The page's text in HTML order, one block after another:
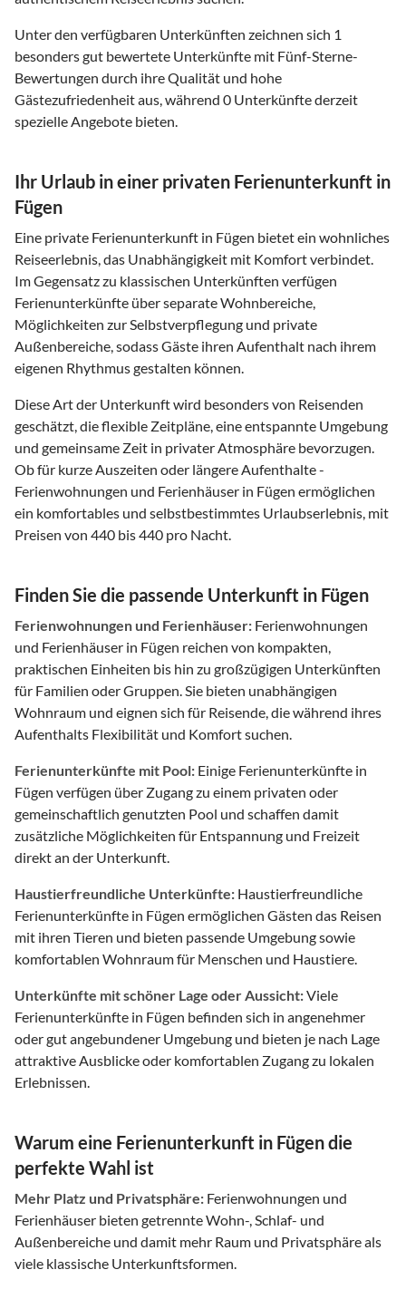
Unter den verfügbaren Unterkünften zeichnen sich 1
besonders gut bewertete Unterkünfte mit Fünf-Sterne-
Bewertungen durch ihre Qualität und hohe
Gästezufriedenheit aus, während 0 Unterkünfte derzeit
spezielle Angebote bieten.
Ihr Urlaub in einer privaten Ferienunterkunft in
Fügen
Eine private Ferienunterkunft in Fügen bietet ein wohnliches
Reiseerlebnis, das Unabhängigkeit mit Komfort verbindet.
Im Gegensatz zu klassischen Unterkünften verfügen
Ferienunterkünfte über separate Wohnbereiche,
Möglichkeiten zur Selbstverpflegung und private
Außenbereiche, sodass Gäste ihren Aufenthalt nach ihrem
eigenen Rhythmus gestalten können.
Diese Art der Unterkunft wird besonders von Reisenden
geschätzt, die flexible Zeitpläne, eine entspannte Umgebung
und gemeinsame Zeit in privater Atmosphäre bevorzugen.
Ob für kurze Auszeiten oder längere Aufenthalte -
Ferienwohnungen und Ferienhäuser in Fügen ermöglichen
ein komfortables und selbstbestimmtes Urlaubserlebnis, mit
Preisen von 440 bis 440 pro Nacht.
Finden Sie die passende Unterkunft in Fügen
Ferienwohnungen und Ferienhäuser: Ferienwohnungen
und Ferienhäuser in Fügen reichen von kompakten,
praktischen Einheiten bis hin zu großzügigen Unterkünften
für Familien oder Gruppen. Sie bieten unabhängigen
Wohnraum und eignen sich für Reisende, die während ihres
Aufenthalts Flexibilität und Komfort suchen.
Ferienunterkünfte mit Pool: Einige Ferienunterkünfte in
Fügen verfügen über Zugang zu einem privaten oder
gemeinschaftlich genutzten Pool und schaffen damit
zusätzliche Möglichkeiten für Entspannung und Freizeit
direkt an der Unterkunft.
Haustierfreundliche Unterkünfte: Haustierfreundliche
Ferienunterkünfte in Fügen ermöglichen Gästen das Reisen
mit ihren Tieren und bieten passende Umgebung sowie
komfortablen Wohnraum für Menschen und Haustiere.
Unterkünfte mit schöner Lage oder Aussicht:Viele
Ferienunterkünfte in Fügen befinden sich in angenehmer
oder gut angebundener Umgebung und bieten je nach Lage
attraktive Ausblicke oder komfortablen Zugang zu lokalen
Erlebnissen.
Warum eine Ferienunterkunft in Fügen die
perfekte Wahl ist
Mehr Platz und Privatsphäre: Ferienwohnungen und
Ferienhäuser bieten getrennte Wohn-, Schlaf- und
Außenbereiche und damit mehr Raum und Privatsphäre als
viele klassische Unterkunftsformen.